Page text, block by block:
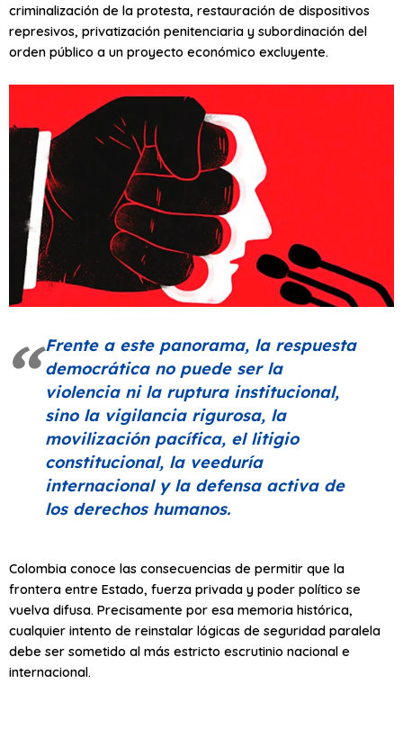
criminalización de la protesta, restauración de dispositivos
represivos, privatización penitenciaria y subordinación del
orden público a un proyecto económico excluyente.
Frente a este panorama, la respuesta
democrática no puede ser la
violencia ni la ruptura institucional,
sino la vigilancia rigurosa, la
movilización pacífica, el litigio
constitucional, la veeduría
internacional y la defensa activa de
los derechos humanos.
Colombia conoce las consecuencias de permitir que la
frontera entre Estado, fuerza privada y poder político se
vuelva difusa. Precisamente por esa memoria histórica,
cualquier intento de reinstalar lógicas de seguridad paralela
debe ser sometido al más estricto escrutinio nacional e
internacional.